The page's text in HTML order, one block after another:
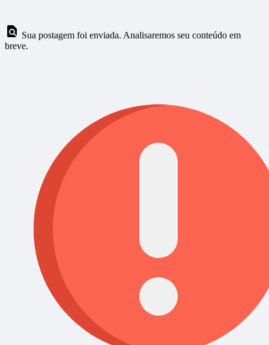
Sua postagem foi enviada. Analisaremos seu conteúdo em
breve.